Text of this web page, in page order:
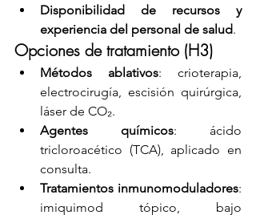
Disponibilidad de recursos y
experiencia del personal de salud.
Opciones de tratamiento (H3)
Métodos ablativos: crioterapia,
electrocirugía, escisión quirúrgica,
láser de CO₂.
Agentes químicos: ácido
tricloroacético (TCA), aplicado en
consulta.
Tratamientos inmunomoduladores:
imiquimod tópico, bajo